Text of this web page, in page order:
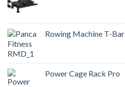
Rowing Machine T-Bar
Power Cage Rack Pro